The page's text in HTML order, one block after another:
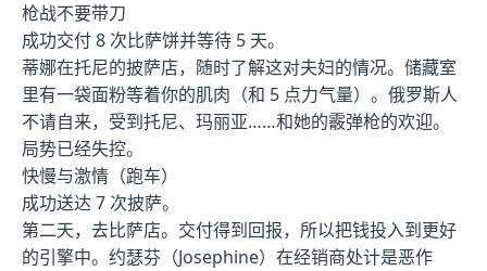
枪战不要带刀
成功交付 8 次比萨饼并等待 5 天。
蒂娜在托尼的披萨店，随时了解这对夫妇的情况。储藏室
里有一袋面粉等着你的肌肉（和 5 点力气量）。俄罗斯人
不请自来，受到托尼、玛丽亚……和她的霰弹枪的欢迎。
局势已经失控。
快慢与激情（跑车）
成功送达 7 次披萨。
第二天，去比萨店。交付得到回报，所以把钱投入到更好
的引擎中。约瑟芬（Josephine）在经销商处计是恶作